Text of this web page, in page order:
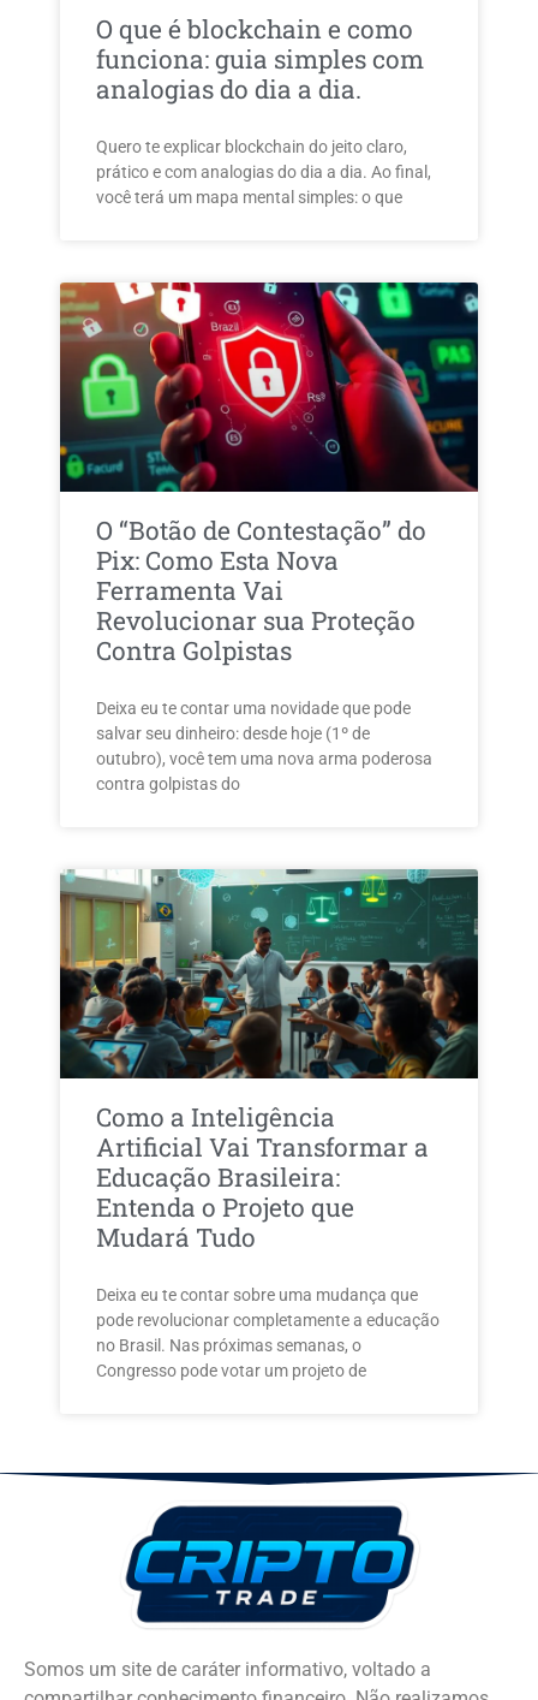
O que é blockchain e como
funciona: guia simples com
analogias do dia a dia.
Quero te explicar blockchain do jeito claro,
prático e com analogias do dia a dia. Ao final,
você terá um mapa mental simples: o que
O “Botão de Contestação” do
Pix: Como Esta Nova
Ferramenta Vai
Revolucionar sua Proteção
Contra Golpistas
Deixa eu te contar uma novidade que pode
salvar seu dinheiro: desde hoje (1º de
outubro), você tem uma nova arma poderosa
contra golpistas do
Como a Inteligência
Artificial Vai Transformar a
Educação Brasileira:
Entenda o Projeto que
Mudará Tudo
Deixa eu te contar sobre uma mudança que
pode revolucionar completamente a educação
no Brasil. Nas próximas semanas, o
Congresso pode votar um projeto de
Somos um site de caráter informativo, voltado a